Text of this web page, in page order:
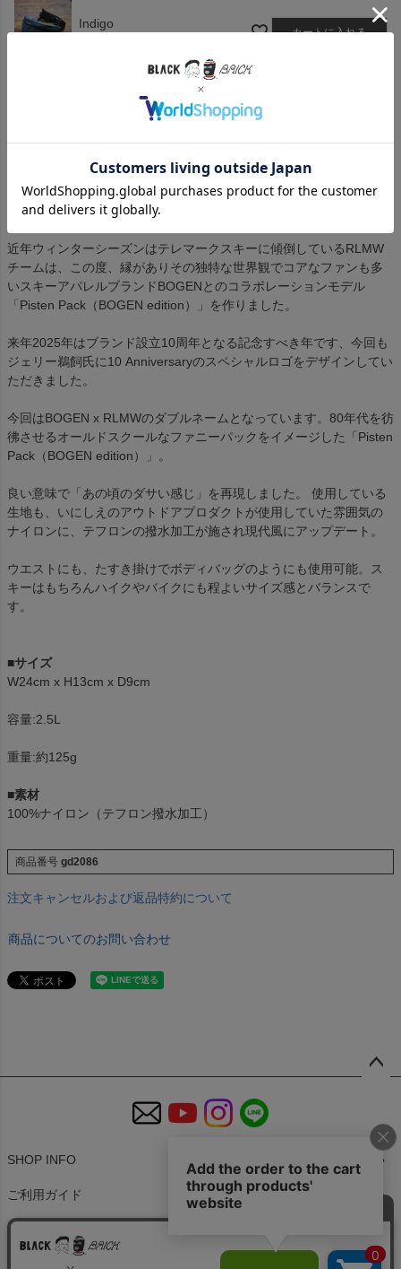
Indigo
カートに入れる
Red Been カートに入れる
近年ウィンターシーズンはテレマークスキーに傾倒しているRLMW
チームは、この度、縁がありその独特な世界観でコアなファンも多
いスキーアパレルブランドBOGENとのコラボレーションモデル
「Pisten Pack（BOGEN edition）」を作りました。
来年2025年はブランド設立10周年となる記念すべき年です、今回も
ジェリー鵜飼氏に10 Anniversaryのスペシャルロゴをデザインしてい
ただきました。
今回はBOGEN x RLMWのダブルネームとなっています。80年代を彷
彿させるオールドスクールなファニーパックをイメージした「Pisten
Pack（BOGEN edition）」。
良い意味で「あの頃のダサい感じ」を再現しました。 使用している
生地も、いにしえのアウトドアプロダクトが使用していた雰囲気の
ナイロンに、テフロンの撥水加工が施され現代風にアップデート。
ウエストにも、たすき掛けでボディバッグのようにも使用可能。ス
キーはもちろんハイクやバイクにも程よいサイズ感とバランスで
す。
■サイズ
W24cm x H13cm x D9cm
容量:2.5L
重量:約125g
■素材
100%ナイロン（テフロン撥水加工）
商品番号 gd2086
注文キャンセルおよび返品特約について
商品についてのお問い合わせ
ップ
へ
SHOP INFO
ご利用ガイド
特定商取引法に基づく表示
個人情報の取扱